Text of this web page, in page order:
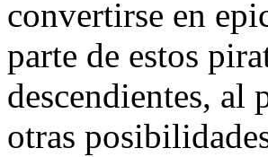
convertirse en
parte de estos
descendientes, al
otras